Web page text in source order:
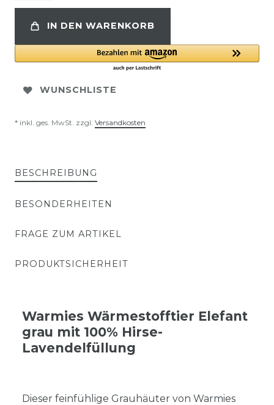
IN DEN WARENKORB
WUNSCHLISTE
* inkl. ges. MwSt. zzgl. Versandkosten
BESCHREIBUNG
BESONDERHEITEN
FRAGE ZUM ARTIKEL
PRODUKTSICHERHEIT
Warmies Wärmestofftier Elefant
grau mit 100% Hirse-
Lavendelfüllung
Dieser feinfühlige Grauhäuter von Warmies